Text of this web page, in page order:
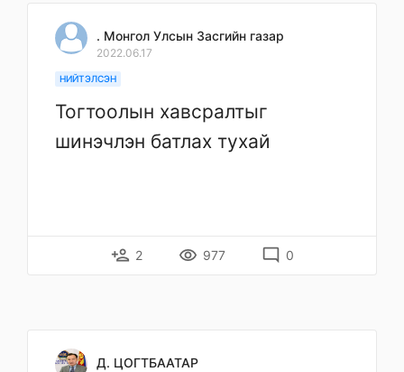
. Монгол Улсын Засгийн газар
2022.06.17
НИЙТЭЛСЭН
Тогтоолын хавсралтыг
шинэчлэн батлах тухай
person_add 2 remove_red_eye 977 mode_comment 0
Д. ЦОГТБААТАР